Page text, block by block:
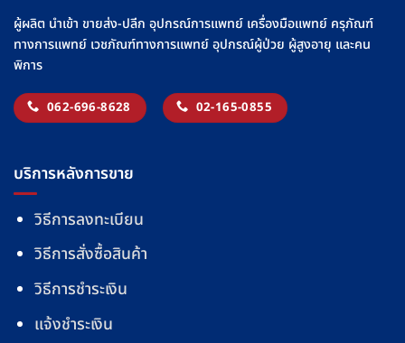
ผู้ผลิต นำเข้า ขายส่ง-ปลีก อุปกรณ์การแพทย์ เครื่องมือแพทย์ ครุภัณฑ์
ทางการแพทย์ เวชภัณฑ์ทางการแพทย์ อุปกรณ์ผู้ป่วย ผู้สูงอายุ และคน
พิการ
062-696-8628 02-165-0855
บริการหลังการขาย
วิธีการลงทะเบียน
วิธีการสั่งซื้อสินค้า
วิธีการชำระเงิน
แจ้งชำระเงิน